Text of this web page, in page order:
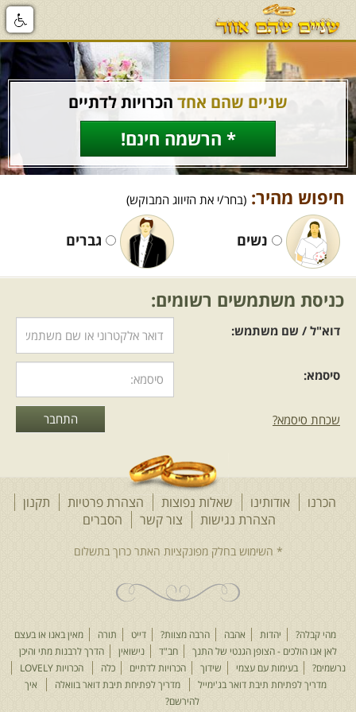
שניים שהם אחד הכרויות לדתיים
* הרשמה חינם!
חיפוש מהיר: (בחר/י את הזיווג המבוקש)
נשים גברים
כניסת משתמשים רשומים:
דוא"ל / שם משתמש:
סיסמא:
שכחת סיסמא?
הכרנו אודותינו שאלות נפוצות הצהרת פרטיות
תקנון
הצהרת נגישות
צור קשר הסברים
מהי קבלה? יהדות אהבה הרבה מצוות? דייט תורה
מאין באנו או בעצם
לאן אנו הולכים - הצופן הגנטי של התנך
חב"ד נישואין
הדרך לרבנות מתי והיכן
נרשמים?
בעימות עם עצמי שידוך הכרויות לדתיים כלה
הכרויות LOVELY
מדריך לפתיחת תיבת דואר בג'ימייל
מדריך לפתיחת תיבת דואר בוואלה
איך
להירשם?